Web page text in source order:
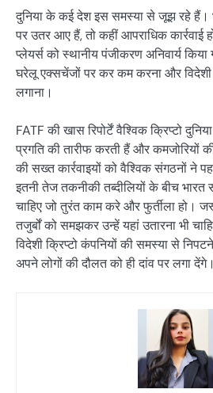
दुनिया के कई देश इस समस्या से जूझ रहे हैं।
पर उतर आए हैं, तो कहीं आपराधिक कार्रवाई
प्लेयर्स को स्थानीय पंजीकरण अनिवार्य
घरेलू एक्सचेंजों पर कर कम करना और विदेशी
लगाना।
FATF की खास रिपोर्टें वैश्विक क्रिप्टो
प्रगति की तारीफ करती हैं और कमजोरियों
की सख्त कार्रवाइयों को वैश्विक संगठनों ने
इतनी तेज तकनीकी तब्दीलियों के बीच
चाहिए जो तुरंत काम करे और फुर्तीला हो।
तजुर्बों को समझकर उन्हें यहां उतारना भी
विदेशी क्रिप्टो कंपनियों की समस्या से
अपने लोगों की दौलत को ही दांव पर लगा देंगे।